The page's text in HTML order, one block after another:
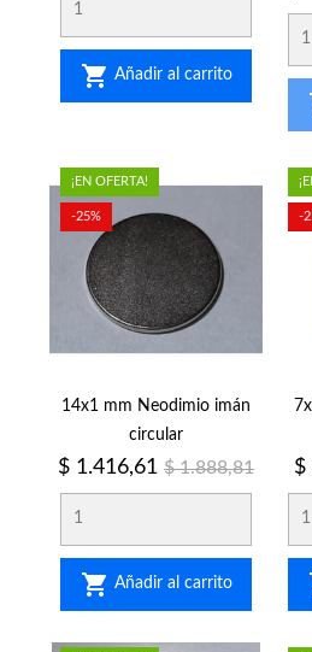
 Añadir al carrito
14x1 mm Neodimio imán
circular
Precio
$ 1.416,61 Precio
regular
$ 1.888,81
 Añadir al carrito
¡EN OFERTA!
-25%
$
-